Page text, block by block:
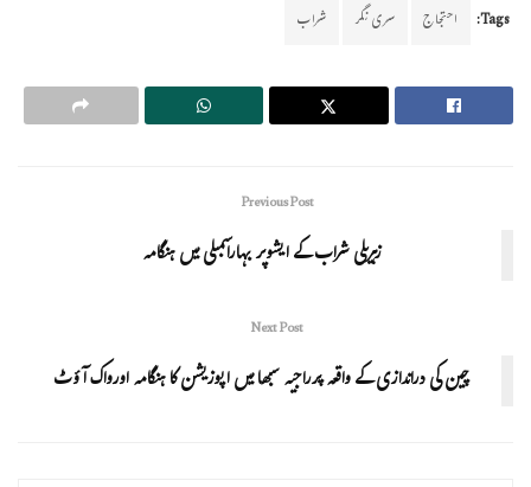
Tags: احتجاج سری نگر شراب
Previous Post
زہریلی شراب کے ایشوپر بہاراسمبلی میں ہنگامہ
Next Post
چین کی دراندازی کے واقعہ پرراجیہ سبھا میں اپوزیشن کا ہنگامہ اورواک آؤٹ